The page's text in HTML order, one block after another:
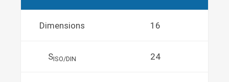
Dimensions 16
SISO/DIN 24